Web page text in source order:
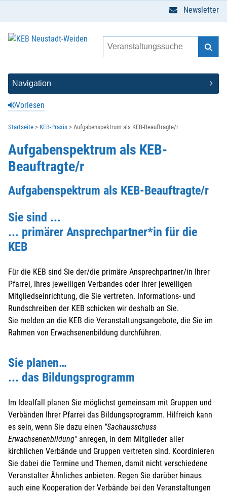
Vorlesen
Newsletter
Startseite KEB-Praxis Aufgabenspektrum als KEB-Beauftragte/r
Aufgabenspektrum als KEB-
Beauftragte/r
Aufgabenspektrum als KEB-Beauftragte/r
Sie sind ...
... primärer Ansprechpartner*in für die
KEB
Für die KEB sind Sie der/die primäre Ansprechpartner/in Ihrer
Pfarrei, Ihres jeweiligen Verbandes oder Ihrer jeweiligen
Mitgliedseinrichtung, die Sie vertreten. Informations- und
Rundschreiben der KEB schicken wir deshalb an Sie.
Sie melden an die KEB die Veranstaltungsangebote, die Sie im
Rahmen von Erwachsenenbildung durchführen.
Sie planen…
... das Bildungsprogramm
Im Idealfall planen Sie möglichst gemeinsam mit Gruppen und
Verbänden Ihrer Pfarrei das Bildungsprogramm. Hilfreich kann
es sein, wenn Sie dazu einen "Sachausschuss
Erwachsenenbildung" anregen, in dem Mitglieder aller
kirchlichen Verbände und Gruppen vertreten sind. Koordinieren
Sie dabei die Termine und Themen, damit nicht verschiedene
Veranstalter Ähnliches anbieten. Regen Sie darüber hinaus
auch eine Kooperation der Verbände bei den Veranstaltungen